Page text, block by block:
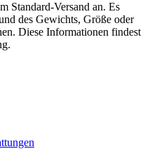
Standard-Versand an. Es
des Gewichts, Größe oder
Diese Informationen findest